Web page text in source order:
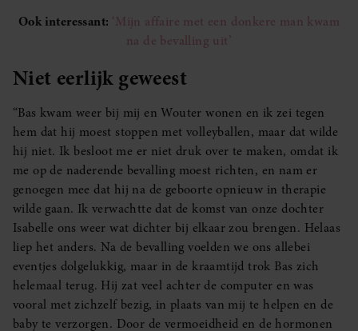
Ook interessant: ‘Mijn affaire met een donkere man kwam
na de bevalling uit’
Niet eerlijk geweest
“Bas kwam weer bij mij en Wouter wonen en ik zei tegen
hem dat hij moest stoppen met volleyballen, maar dat wilde
hij niet. Ik besloot me er niet druk over te maken, omdat ik
me op de naderende bevalling moest richten, en nam er
genoegen mee dat hij na de geboorte opnieuw in therapie
wilde gaan. Ik verwachtte dat de komst van onze dochter
Isabelle ons weer wat dichter bij elkaar zou brengen. Helaas
liep het anders. Na de bevalling voelden we ons allebei
eventjes dolgelukkig, maar in de kraamtijd trok Bas zich
helemaal terug. Hij zat veel achter de computer en was
vooral met zichzelf bezig, in plaats van mij te helpen en de
baby te verzorgen. Door de vermoeidheid en de hormonen